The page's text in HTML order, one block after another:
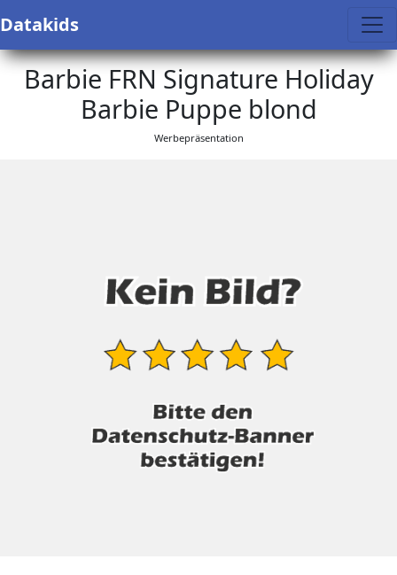
Datakids
Barbie FRN Signature Holiday
Barbie Puppe blond
Werbepräsentation